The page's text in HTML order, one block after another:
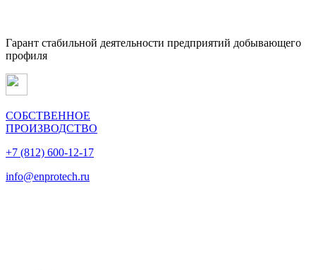
Гарант стабильной деятельности предприятий добывающего
профиля
СОБСТВЕННОЕ
ПРОИЗВОДСТВО
+7 (812) 600-12-17
info@enprotech.ru